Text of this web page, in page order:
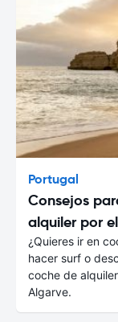
Portugal
Consejos
alquiler por
¿Quieres ir en
hacer surf o
coche de
Algarve.